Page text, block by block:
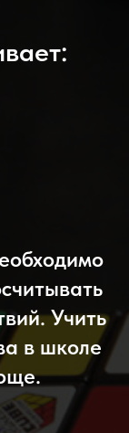
Учить
в школе